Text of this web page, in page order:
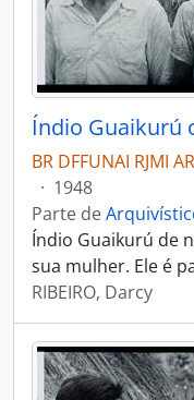
Índio Guaikurú
BR DFFUNAI RJMI
· 1948
Parte de
Índio Guaikurú de
sua mulher. Ele é
RIBEIRO, Darcy